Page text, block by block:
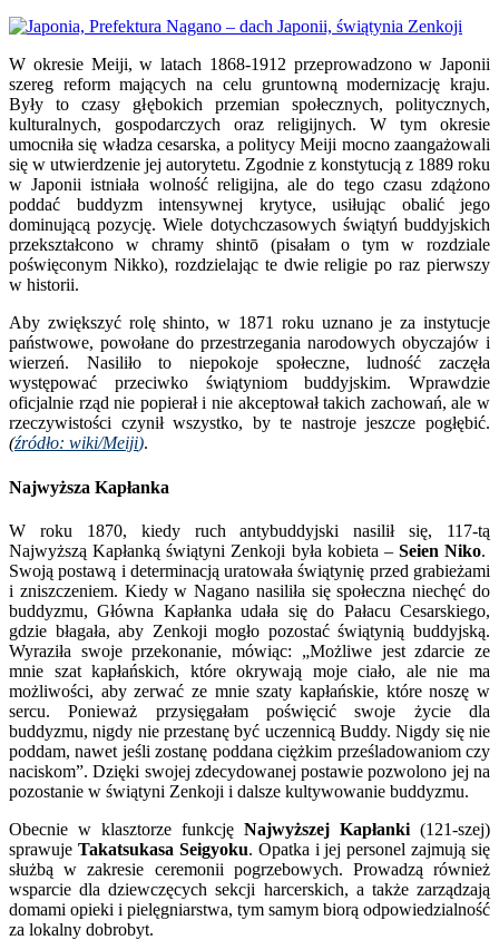
W okresie Meiji, w latach 1868-1912 przeprowadzono w Japonii
szereg reform mających na celu gruntowną modernizację kraju.
Były to czasy głębokich przemian społecznych, politycznych,
kulturalnych, gospodarczych oraz religijnych. W tym okresie
umocniła się władza cesarska, a politycy Meiji mocno zaangażowali
się w utwierdzenie jej autorytetu. Zgodnie z konstytucją z 1889 roku
w Japonii istniała wolność religijna, ale do tego czasu zdążono
poddać buddyzm intensywnej krytyce, usiłując obalić jego
dominującą pozycję. Wiele dotychczasowych świątyń buddyjskich
przekształcono w chramy shintō (pisałam o tym w rozdziale
poświęconym Nikko), rozdzielając te dwie religie po raz pierwszy
w historii.
Aby zwiększyć rolę shinto, w 1871 roku uznano je za instytucje
państwowe, powołane do przestrzegania narodowych obyczajów i
wierzeń. Nasiliło to niepokoje społeczne, ludność zaczęła
występować przeciwko świątyniom buddyjskim. Wprawdzie
oficjalnie rząd nie popierał i nie akceptował takich zachowań, ale w
rzeczywistości czynił wszystko, by te nastroje jeszcze pogłębić.
(źródło: wiki/Meiji).
Najwyższa Kapłanka
W roku 1870, kiedy ruch antybuddyjski nasilił się, 117-tą
Najwyższą Kapłanką świątyni Zenkoji była kobieta – Seien Niko.
Swoją postawą i determinacją uratowała świątynię przed grabieżami
i zniszczeniem. Kiedy w Nagano nasiliła się społeczna niechęć do
buddyzmu, Główna Kapłanka udała się do Pałacu Cesarskiego,
gdzie błagała, aby Zenkoji mogło pozostać świątynią buddyjską.
Wyraziła swoje przekonanie, mówiąc: „Możliwe jest zdarcie ze
mnie szat kapłańskich, które okrywają moje ciało, ale nie ma
możliwości, aby zerwać ze mnie szaty kapłańskie, które noszę w
sercu. Ponieważ przysięgałam poświęcić swoje życie dla
buddyzmu, nigdy nie przestanę być uczennicą Buddy. Nigdy się nie
poddam, nawet jeśli zostanę poddana ciężkim prześladowaniom czy
naciskom”. Dzięki swojej zdecydowanej postawie pozwolono jej na
pozostanie w świątyni Zenkoji i dalsze kultywowanie buddyzmu.
Obecnie w klasztorze funkcję Najwyższej Kapłanki (121-szej)
sprawuje Takatsukasa Seigyoku. Opatka i jej personel zajmują się
służbą w zakresie ceremonii pogrzebowych. Prowadzą również
wsparcie dla dziewczęcych sekcji harcerskich, a także zarządzają
domami opieki i pielęgniarstwa, tym samym biorą odpowiedzialność
za lokalny dobrobyt.